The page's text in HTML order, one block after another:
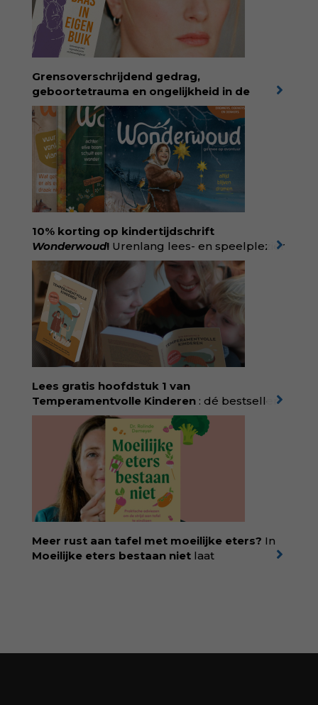
Grensoverschrijdend gedrag,
geboortetrauma en ongelijkheid in de
geboortezorg:in Baas in eigen buik verbindt
filosoof en vroedvrouw Rodante van der Waal
persoonlijke ervaringen aan structureel
onrecht en introduceert ze reproductieve
rechtvaardigheid als een collectieve, radicale
praktijk van zorg. Voor iedereen die wil
begrijpen wat er speelt rond vruchtbaarheid
en geboorte. Koop het boek via
singeluitgeverijen.nl/nijgh-van-
ditmar/boek/baas-in-eigen-buik
10% korting op kindertijdschrift
Wonderwoud! Urenlang lees- en speelplezier
voor dromers, doeners en denkers.
Wonderwoud is het ambachtelijk gemaakte
antwoord op alle snelle gooimaarweg-
boekjes en hapsnap-filmpjes. Het mooiste
kindertijdschrift van Nederland; met liefde en
kunde voor taal, beeld en tekeningen die
spat van elke pagina. Dat vóel je. Dat voelt je
kind. Abonneer via
wonderwoud.nl/abonneren**
korting met code:
KIIND10
Lees gratis hoofdstuk 1 van
Temperamentvolle Kinderen : dé bestseller
van pedagoog Eva Bronsveld. In het boek
Temperamentvolle kinderen vind je 25 jaar
aan kennis en ervaring. Met ruim 50.000
verkochte exemplaren met recht een
bestseller, waarmee Eva veel gezinnen heeft
kunnen helpen. Ze schrijft met een
liefdevolle kijk op kinderen en veel begrip
voor ouders. Download het hoofdstuk gratis
via:
evabronsveld.plugandpay.nl/r?
id=ZcYxEBJH
Meer rust aan tafel met moeilijke eters? In
Moeilijke eters bestaan niet laat